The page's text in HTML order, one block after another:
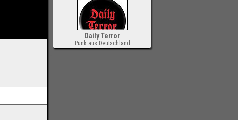
Daily Terror
Punk aus Deutschland